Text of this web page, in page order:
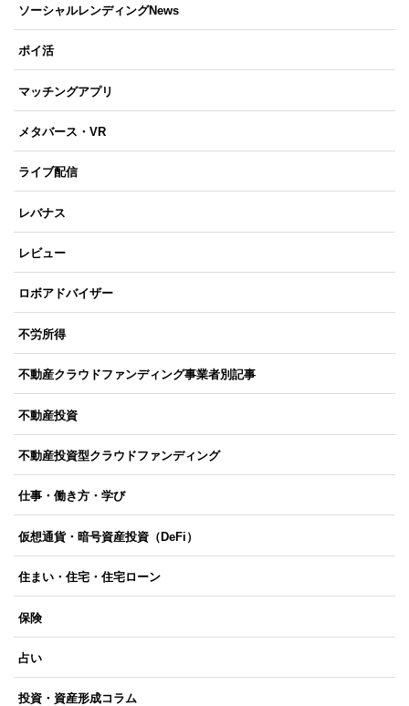
ソーシャルレンディングNews
ポイ活
マッチングアプリ
メタバース・VR
ライブ配信
レバナス
レビュー
ロボアドバイザー
不労所得
不動産クラウドファンディング事業者別記事
不動産投資
不動産投資型クラウドファンディング
仕事・働き方・学び
仮想通貨・暗号資産投資（DeFi）
住まい・住宅・住宅ローン
保険
占い
投資・資産形成コラム